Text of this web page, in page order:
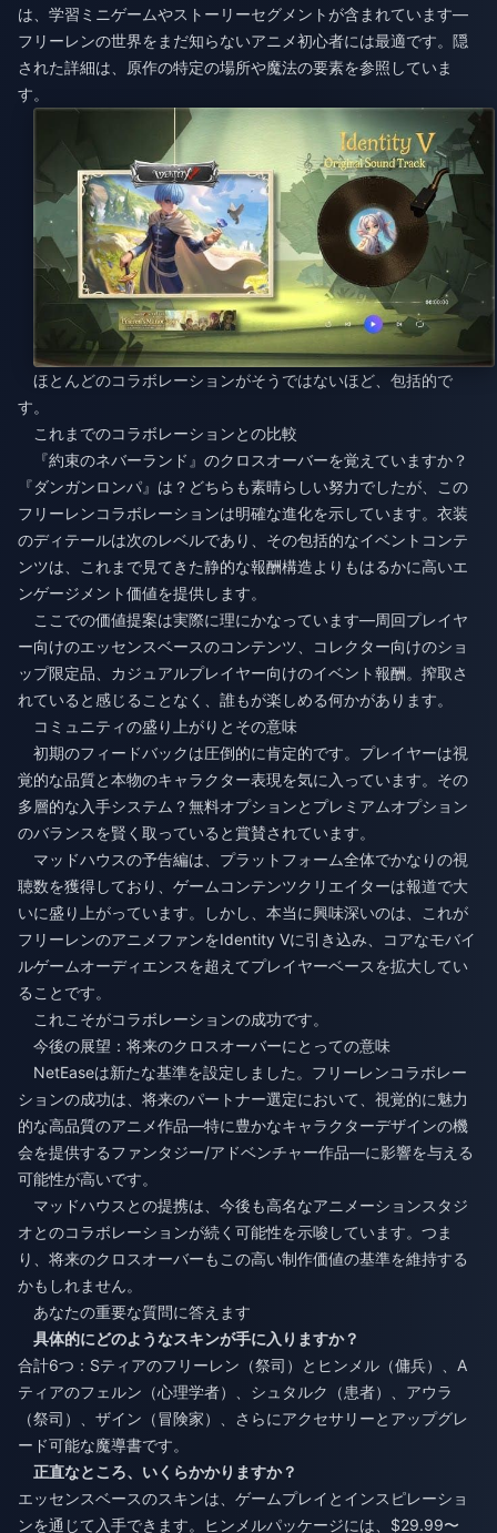
は、学習ミニゲームやストーリーセグメントが含まれています—
フリーレンの世界をまだ知らないアニメ初心者には最適です。隠
された詳細は、原作の特定の場所や魔法の要素を参照していま
す。
ほとんどのコラボレーションがそうではないほど、包括的で
す。
これまでのコラボレーションとの比較
『約束のネバーランド』のクロスオーバーを覚えていますか？
『ダンガンロンパ』は？どちらも素晴らしい努力でしたが、この
フリーレンコラボレーションは明確な進化を示しています。衣装
のディテールは次のレベルであり、その包括的なイベントコンテ
ンツは、これまで見てきた静的な報酬構造よりもはるかに高いエ
ンゲージメント価値を提供します。
ここでの価値提案は実際に理にかなっています—周回プレイヤ
ー向けのエッセンスベースのコンテンツ、コレクター向けのショ
ップ限定品、カジュアルプレイヤー向けのイベント報酬。搾取さ
れていると感じることなく、誰もが楽しめる何かがあります。
コミュニティの盛り上がりとその意味
初期のフィードバックは圧倒的に肯定的です。プレイヤーは視
覚的な品質と本物のキャラクター表現を気に入っています。その
多層的な入手システム？無料オプションとプレミアムオプション
のバランスを賢く取っていると賞賛されています。
マッドハウスの予告編は、プラットフォーム全体でかなりの視
聴数を獲得しており、ゲームコンテンツクリエイターは報道で大
いに盛り上がっています。しかし、本当に興味深いのは、これが
フリーレンのアニメファンをIdentity Vに引き込み、コアなモバイ
ルゲームオーディエンスを超えてプレイヤーベースを拡大してい
ることです。
これこそがコラボレーションの成功です。
今後の展望：将来のクロスオーバーにとっての意味
NetEaseは新たな基準を設定しました。フリーレンコラボレー
ションの成功は、将来のパートナー選定において、視覚的に魅力
的な高品質のアニメ作品—特に豊かなキャラクターデザインの機
会を提供するファンタジー/アドベンチャー作品—に影響を与える
可能性が高いです。
マッドハウスとの提携は、今後も高名なアニメーションスタジ
オとのコラボレーションが続く可能性を示唆しています。つま
り、将来のクロスオーバーもこの高い制作価値の基準を維持する
かもしれません。
あなたの重要な質問に答えます
具体的にどのようなスキンが手に入りますか？
合計6つ：Sティアのフリーレン（祭司）とヒンメル（傭兵）、A
ティアのフェルン（心理学者）、シュタルク（患者）、アウラ
（祭司）、ザイン（冒険家）、さらにアクセサリーとアップグレ
ード可能な魔導書です。
正直なところ、いくらかかりますか？
エッセンスベースのスキンは、ゲームプレイとインスピレーショ
ンを通じて入手できます。ヒンメルパッケージには、$29.99〜